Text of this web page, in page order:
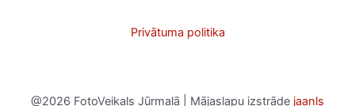
Privātuma politika
@2026 FotoVeikals Jūrmalā | Mājaslapu izstrāde jaanls